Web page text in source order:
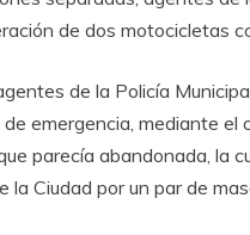
de dos motocicletas
de la Policía
emergencia, mediante el
parecía abandonada, la
la Ciudad por un par de